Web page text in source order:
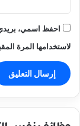
احفظ اسمي، بريدي
لاستخدامها المرة